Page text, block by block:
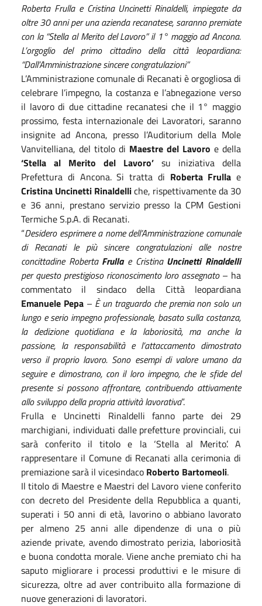
Roberta Frulla e Cristina Uncinetti Rinaldelli, impiegate da
oltre 30 anni per una azienda recanatese, saranno premiate
con la “Stella al Merito del Lavoro” il 1° maggio ad Ancona.
L’orgoglio del primo cittadino della città leopardiana:
“Dall’Amministrazione sincere congratulazioni”
L’Amministrazione comunale di Recanati è orgogliosa di
celebrare l’impegno, la costanza e l’abnegazione verso
il lavoro di due cittadine recanatesi che il 1° maggio
prossimo, festa internazionale dei Lavoratori, saranno
insignite ad Ancona, presso l’Auditorium della Mole
Vanvitelliana, del titolo di Maestre del Lavoro e della
‘Stella al Merito del Lavoro’ su iniziativa della
Prefettura di Ancona. Si tratta di Roberta Frulla e
Cristina Uncinetti Rinaldelliche, rispettivamente da 30
e 36 anni, prestano servizio presso la CPM Gestioni
Termiche S.p.A. di Recanati.
“Desidero esprimere a nome dell’Amministrazione comunale
di Recanati le più sincere congratulazioni alle nostre
concittadine Roberta Frullae Cristina Uncinetti Rinaldelli
per questo prestigioso riconoscimento loro assegnato– ha
commentato il sindaco della Città leopardiana
Emanuele Pepa– È un traguardo che premia non solo un
lungo e serio impegno professionale, basato sulla costanza,
la dedizione quotidiana e la laboriosità, ma anche la
passione, la responsabilità e l’attaccamento dimostrato
verso il proprio lavoro. Sono esempi di valore umano da
seguire e dimostrano, con il loro impegno, che le sfide del
presente si possono affrontare, contribuendo attivamente
allo sviluppo della propria attività lavorativa”.
Frulla e Uncinetti Rinaldelli fanno parte dei 29
marchigiani, individuati dalle prefetture provinciali, cui
sarà conferito il titolo e la ‘Stella al Merito’. A
rappresentare il Comune di Recanati alla cerimonia di
premiazione sarà il vicesindaco Roberto Bartomeoli.
Il titolo di Maestre e Maestri del Lavoro viene conferito
con decreto del Presidente della Repubblica a quanti,
superati i 50 anni di età, lavorino o abbiano lavorato
per almeno 25 anni alle dipendenze di una o più
aziende private, avendo dimostrato perizia, laboriosità
e buona condotta morale. Viene anche premiato chi ha
saputo migliorare i processi produttivi e le misure di
sicurezza, oltre ad aver contribuito alla formazione di
nuove generazioni di lavoratori.